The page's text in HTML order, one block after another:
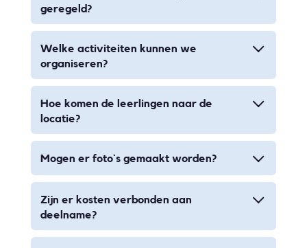
geregeld?
Welke activiteiten kunnen we
organiseren?
Hoe komen de leerlingen naar de
locatie?
Mogen er foto`s gemaakt worden?
Zijn er kosten verbonden aan
deelname?